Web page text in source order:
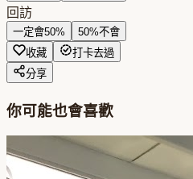
回訪
一定會50% 50%不會
收藏
打卡去過
分享
你可能也會喜歡